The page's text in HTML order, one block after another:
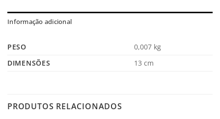
Informação adicional
PESO
0,007 kg
DIMENSÕES
13 cm
PRODUTOS RELACIONADOS